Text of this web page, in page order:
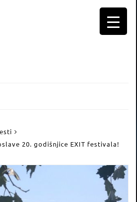
20. godišnjice EXIT festivala!